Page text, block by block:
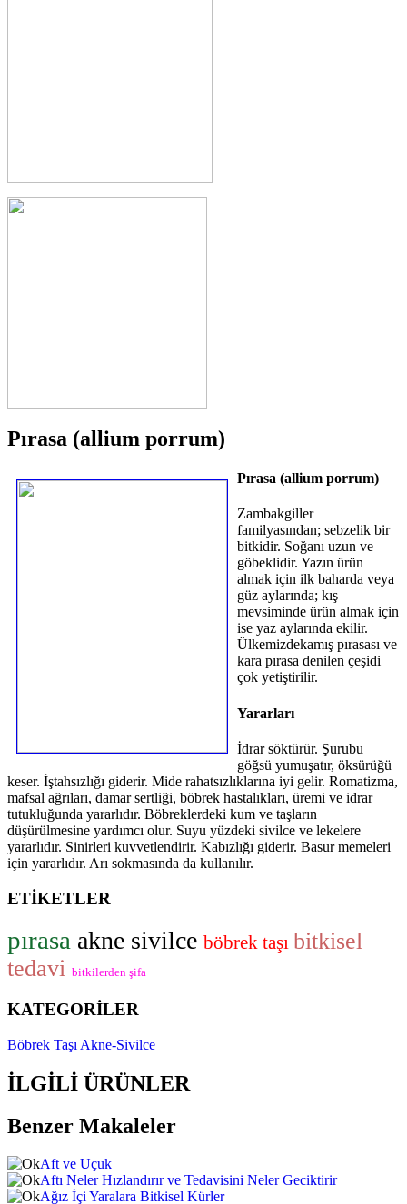
Pırasa (allium porrum)
Pırasa (allium porrum)
Zambakgiller
familyasından; sebzelik bir
bitkidir. Soğanı uzun ve
göbeklidir. Yazın ürün
almak için ilk baharda veya
güz aylarında; kış
mevsiminde ürün almak için
ise yaz aylarında ekilir.
Ülkemizdekamış pırasası ve
kara pırasa denilen çeşidi
çok yetiştirilir.
Yararları
İdrar söktürür. Şurubu
göğsü yumuşatır, öksürüğü
keser. İştahsızlığı giderir. Mide rahatsızlıklarına iyi gelir. Romatizma,
mafsal ağrıları, damar sertliği, böbrek hastalıkları, üremi ve idrar
tutukluğunda yararlıdır. Böbreklerdeki kum ve taşların
düşürülmesine yardımcı olur. Suyu yüzdeki sivilce ve lekelere
yararlıdır. Sinirleri kuvvetlendirir. Kabızlığı giderir. Basur memeleri
için yararlıdır. Arı sokmasında da kullanılır.
ETİKETLER
pırasa akne sivilce böbrek taşı bitkisel
tedavi bitkilerden şifa
KATEGORİLER
Böbrek Taşı Akne-Sivilce
İLGİLİ ÜRÜNLER
Benzer Makaleler
Aft ve Uçuk
Aftı Neler Hızlandırır ve Tedavisini Neler Geciktirir
Ağız İçi Yaralara Bitkisel Kürler